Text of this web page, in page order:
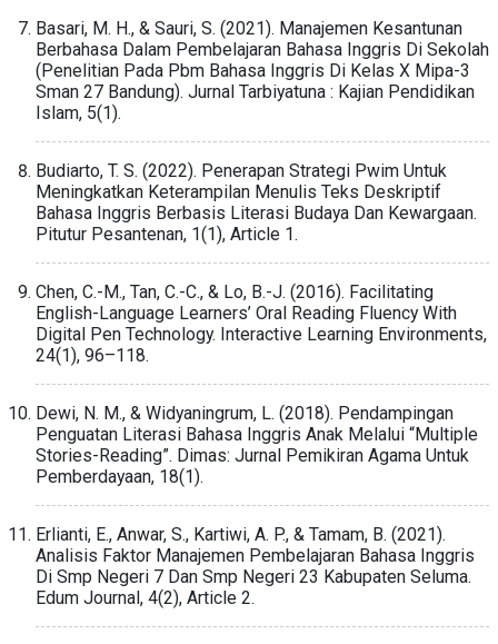
Basari, M. H., & Sauri, S. (2021). Manajemen Kesantunan
Berbahasa Dalam Pembelajaran Bahasa Inggris Di Sekolah
(Penelitian Pada Pbm Bahasa Inggris Di Kelas X Mipa-3
Sman 27 Bandung). Jurnal Tarbiyatuna : Kajian Pendidikan
Islam, 5(1).
Budiarto, T. S. (2022). Penerapan Strategi Pwim Untuk
Meningkatkan Keterampilan Menulis Teks Deskriptif
Bahasa Inggris Berbasis Literasi Budaya Dan Kewargaan.
Pitutur Pesantenan, 1(1), Article 1.
Chen, C.-M., Tan, C.-C., & Lo, B.-J. (2016). Facilitating
English-Language Learners’ Oral Reading Fluency With
Digital Pen Technology. Interactive Learning Environments,
24(1), 96–118.
Dewi, N. M., & Widyaningrum, L. (2018). Pendampingan
Penguatan Literasi Bahasa Inggris Anak Melalui “Multiple
Stories-Reading”. Dimas: Jurnal Pemikiran Agama Untuk
Pemberdayaan, 18(1).
Erlianti, E., Anwar, S., Kartiwi, A. P., & Tamam, B. (2021).
Analisis Faktor Manajemen Pembelajaran Bahasa Inggris
Di Smp Negeri 7 Dan Smp Negeri 23 Kabupaten Seluma.
Edum Journal, 4(2), Article 2.